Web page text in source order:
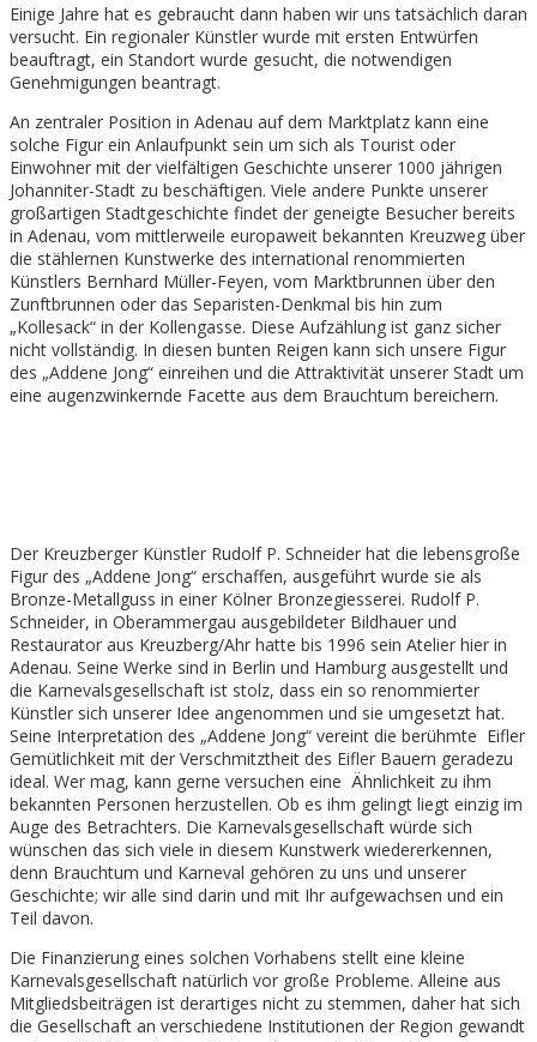
Einige Jahre hat es gebraucht dann haben wir uns tatsächlich daran
versucht. Ein regionaler Künstler wurde mit ersten Entwürfen
beauftragt, ein Standort wurde gesucht, die notwendigen
Genehmigungen beantragt.
An zentraler Position in Adenau auf dem Marktplatz kann eine
solche Figur ein Anlaufpunkt sein um sich als Tourist oder
Einwohner mit der vielfältigen Geschichte unserer 1000 jährigen
Johanniter-Stadt zu beschäftigen. Viele andere Punkte unserer
großartigen Stadtgeschichte findet der geneigte Besucher bereits
in Adenau, vom mittlerweile europaweit bekannten Kreuzweg über
die stählernen Kunstwerke des international renommierten
Künstlers Bernhard Müller-Feyen, vom Marktbrunnen über den
Zunftbrunnen oder das Separisten-Denkmal bis hin zum
„Kollesack“ in der Kollengasse. Diese Aufzählung ist ganz sicher
nicht vollständig. In diesen bunten Reigen kann sich unsere Figur
des „Addene Jong“ einreihen und die Attraktivität unserer Stadt um
eine augenzwinkernde Facette aus dem Brauchtum bereichern.
Der Kreuzberger Künstler Rudolf P. Schneider hat die lebensgroße
Figur des „Addene Jong“ erschaffen, ausgeführt wurde sie als
Bronze-Metallguss in einer Kölner Bronzegiesserei. Rudolf P.
Schneider, in Oberammergau ausgebildeter Bildhauer und
Restaurator aus Kreuzberg/Ahr hatte bis 1996 sein Atelier hier in
Adenau. Seine Werke sind in Berlin und Hamburg ausgestellt und
die Karnevalsgesellschaft ist stolz, dass ein so renommierter
Künstler sich unserer Idee angenommen und sie umgesetzt hat.
Seine Interpretation des „Addene Jong“ vereint die berühmte Eifler
Gemütlichkeit mit der Verschmitztheit des Eifler Bauern geradezu
ideal. Wer mag, kann gerne versuchen eine Ähnlichkeit zu ihm
bekannten Personen herzustellen. Ob es ihm gelingt liegt einzig im
Auge des Betrachters. Die Karnevalsgesellschaft würde sich
wünschen das sich viele in diesem Kunstwerk wiedererkennen,
denn Brauchtum und Karneval gehören zu uns und unserer
Geschichte; wir alle sind darin und mit Ihr aufgewachsen und ein
Teil davon.
Die Finanzierung eines solchen Vorhabens stellt eine kleine
Karnevalsgesellschaft natürlich vor große Probleme. Alleine aus
Mitgliedsbeiträgen ist derartiges nicht zu stemmen, daher hat sich
die Gesellschaft an verschiedene Institutionen der Region gewandt